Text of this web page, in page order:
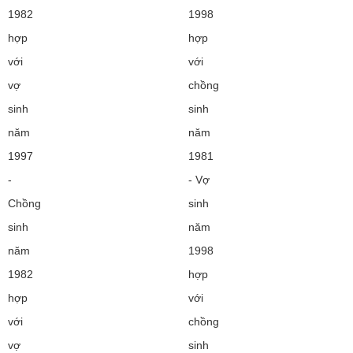
1982
hợp
với
vợ
sinh
năm
1997
-
Chồng
sinh
năm
1982
hợp
với
vợ
1998
hợp
với
chồng
sinh
năm
1981
- Vợ
sinh
năm
1998
hợp
với
chồng
sinh